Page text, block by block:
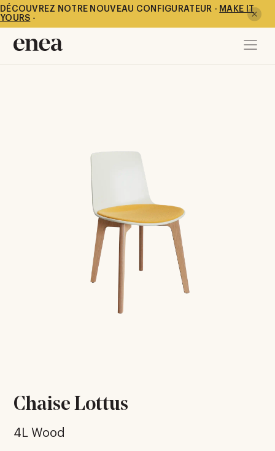
DÉCOUVREZ NOTRE NOUVEAU CONFIGURATEUR - MAKE IT
YOURS -
Chaise Lottus
4L Wood